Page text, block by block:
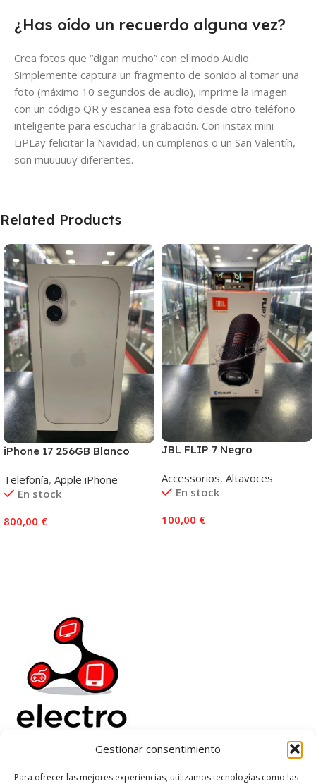
Gestionar consentimiento
Para ofrecer las mejores experiencias, utilizamos tecnologías como las
¿Has oído un recuerdo alguna vez?
Crea fotos que “digan mucho” con el modo Audio.
Simplemente captura un fragmento de sonido al tomar una
foto (máximo 10 segundos de audio), imprime la imagen
con un código QR y escanea esa foto desde otro teléfono
inteligente para escuchar la grabación. Con instax mini
LiPLay felicitar la Navidad, un cumpleños o un San Valentín,
son muuuuuy diferentes.
Related Products
iPhone 17 256GB Blanco
Telefonía, Apple iPhone
En stock
800,00 €
JBL FLIP 7 Negro
Accessorios, Altavoces
En stock
100,00 €
Electrorenover